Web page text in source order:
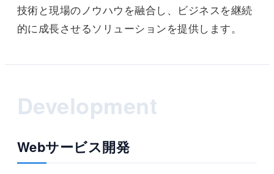
技術と現場のノウハウを融合し、ビジネスを継続
的に成長させるソリューションを提供します。
Development
Webサービス開発